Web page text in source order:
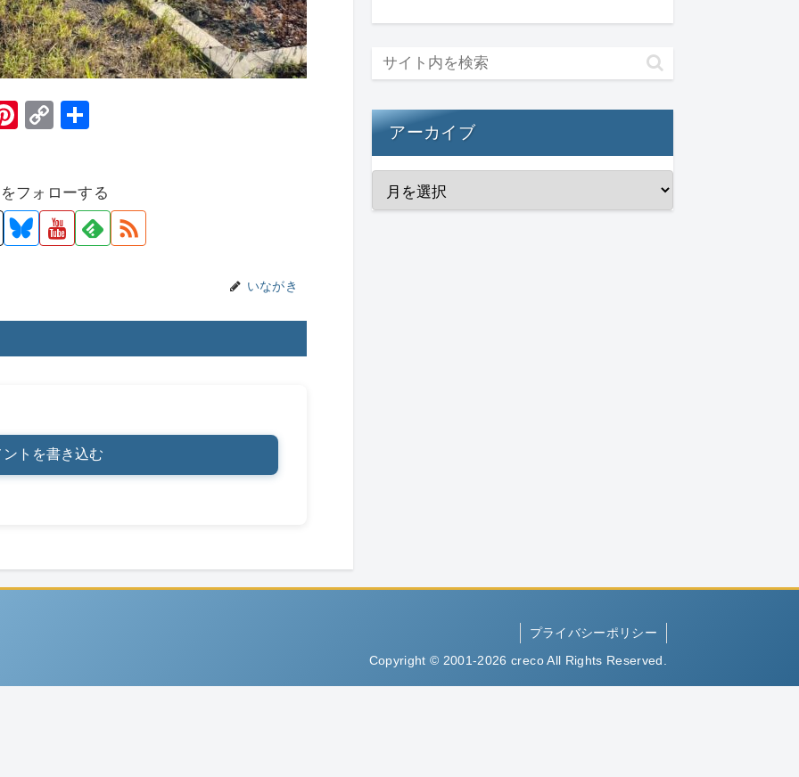
Pi
e
st
C
y
Li
フォローする
いながき
ントを書き込む
アーカイブ
プライバシーポリシー
Copyright © 2001-2026 creco All Rights Reserved.